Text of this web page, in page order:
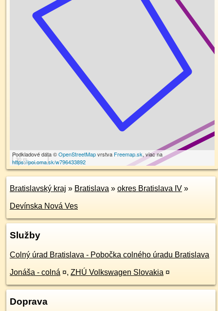
30 m
Podkladové dáta ©OpenStreetMapvrstva Freemap.sk, viac na
https://poi.oma.sk/w796433892
Bratislavský kraj » Bratislava » okres Bratislava IV »
Devínska Nová Ves
Služby
Colný úrad Bratislava - Pobočka colného úradu Bratislava
Jonáša - colná ¤, ZHÚ Volkswagen Slovakia ¤
Doprava